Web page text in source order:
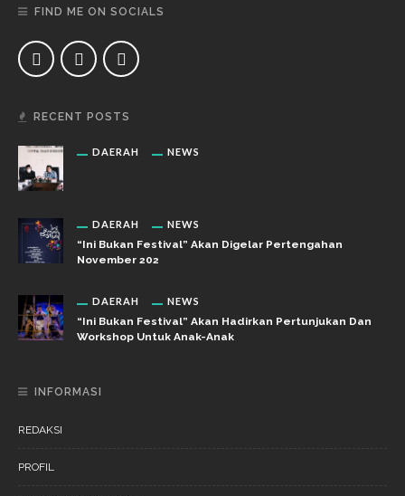
FIND ME ON SOCIALS
RECENT POSTS
DAERAH NEWS
DAERAH NEWS
“Ini Bukan Festival” Akan Digelar Pertengahan
November 202
DAERAH NEWS
“Ini Bukan Festival” Akan Hadirkan Pertunjukan Dan
Workshop Untuk Anak-Anak
INFORMASI
REDAKSI
PROFIL